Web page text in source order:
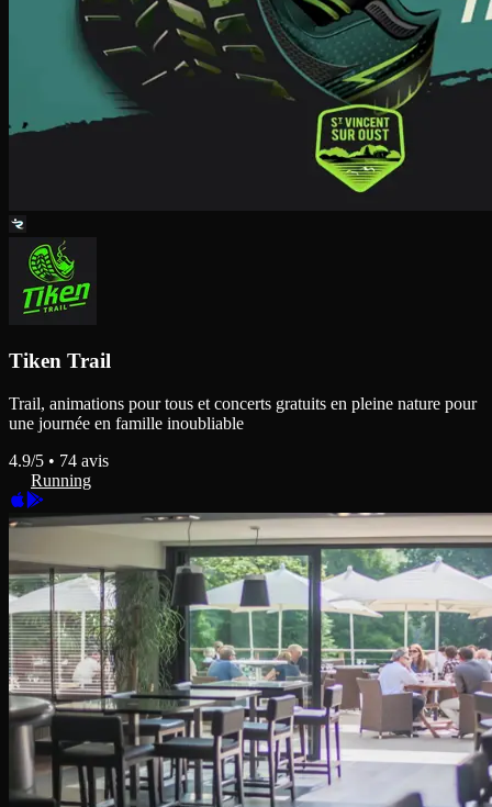
Tiken Trail
Trail, animations pour tous et concerts gratuits en pleine nature pour
une journée en famille inoubliable
4.9/5 • 74 avis
Running